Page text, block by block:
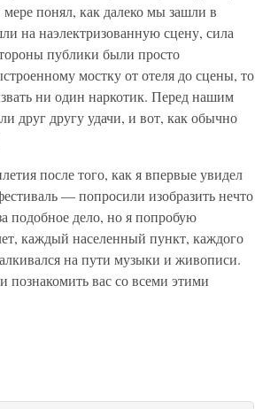
понял, как далеко мы зашли в
на наэлектризованную сцену, сила
публики были просто
мостку от отеля до сцены, то
ни один наркотик. Перед нашим
друг другу удачи, и вот, как обычно
после того, как я впервые увидел
— попросили изобразить нечто
подобное дело, но я попробую
каждый населенный пункт, каждого
на пути музыки и живописи.
познакомить вас со всеми этими